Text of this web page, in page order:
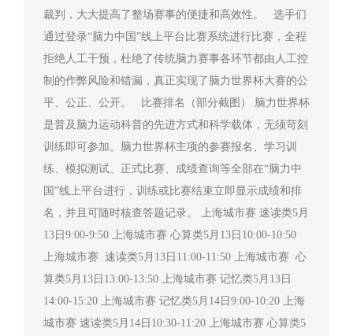
裁判，大大提高了整场赛事的便捷和高效性。 选手们
通过登录“脑力中国”线上平台比赛系统进行比赛，全程
拒绝人工干预，杜绝了传统脑力赛事各环节都由人工控
制的作弊风险和错漏，真正实现了脑力世界杯大赛的公
平、公正、公开。 比赛排名（部分截图） 脑力世界杯
是普及脑力运动科普的先进方式和科学载体，无须苛刻
训练即可参加。脑力世界杯主项的参赛报名、学习训
练、模拟测试、正式比赛、成绩查询等全部在“脑力中
国”线上平台进行，训练或比赛结束立即显示成绩和排
名，并且可随时核查答题记录。 上海城市赛 速读类5月
13日9:00-9:50 上海城市赛 心算类5月13日10:00-10:50
上海城市赛 速读类5月13日11:00-11:50 上海城市赛 心
算类5月13日13:00-13:50 上海城市赛 记忆类5月13日
14:00-15:20 上海城市赛 记忆类5月14日9:00-10:20 上海
城市赛 速读类5月14日10:30-11:20 上海城市赛 心算类5